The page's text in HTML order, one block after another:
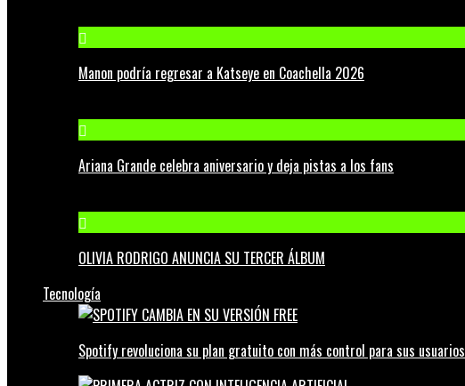
Manon podría regresar a Katseye en Coachella 2026
Ariana Grande celebra aniversario y deja pistas a los fans
OLIVIA RODRIGO ANUNCIA SU TERCER ÁLBUM
Tecnología
Spotify revoluciona su plan gratuito con más control para sus usuarios